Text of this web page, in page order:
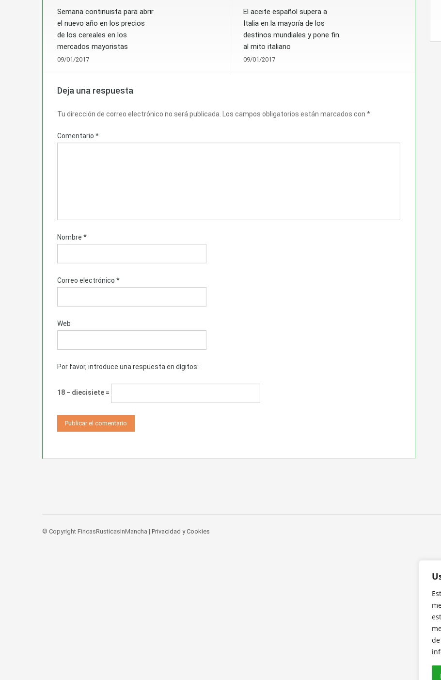
Semana continuista para abrir
el nuevo año en los precios
de los cereales en los
mercados mayoristas
09/01/2017
El aceite español supera a
Italia en la mayoría de los
destinos mundiales y pone fin
al mito italiano
09/01/2017
Deja una respuesta
Tu dirección de correo electrónico no será publicada. Los campos obligatorios están marcados con *
Comentario *
Nombre *
Correo electrónico *
Web
Por favor, introduce una respuesta en dígitos:
18 − diecisiete =
© Copyright FincasRusticasInMancha | Privacidad y Cookies